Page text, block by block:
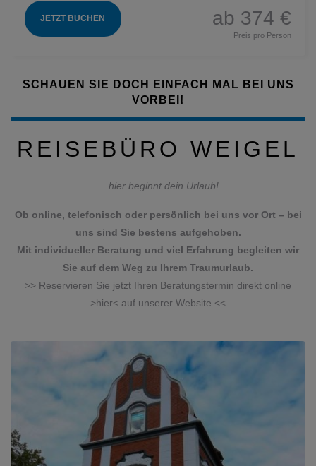
JETZT BUCHEN ab 374 €
Preis pro Person
SCHAUEN SIE DOCH EINFACH MAL BEI UNS
VORBEI!
REISEBÜRO WEIGEL
... hier beginnt dein Urlaub!
Ob online, telefonisch oder persönlich bei uns vor Ort – bei
uns sind Sie bestens aufgehoben.
​​​​​​​Mit individueller Beratung und viel Erfahrung begleiten wir
Sie auf dem Weg zu Ihrem Traumurlaub.
>> Reservieren Sie jetzt Ihren Beratungstermin direkt online
>hier< auf unserer Website <<